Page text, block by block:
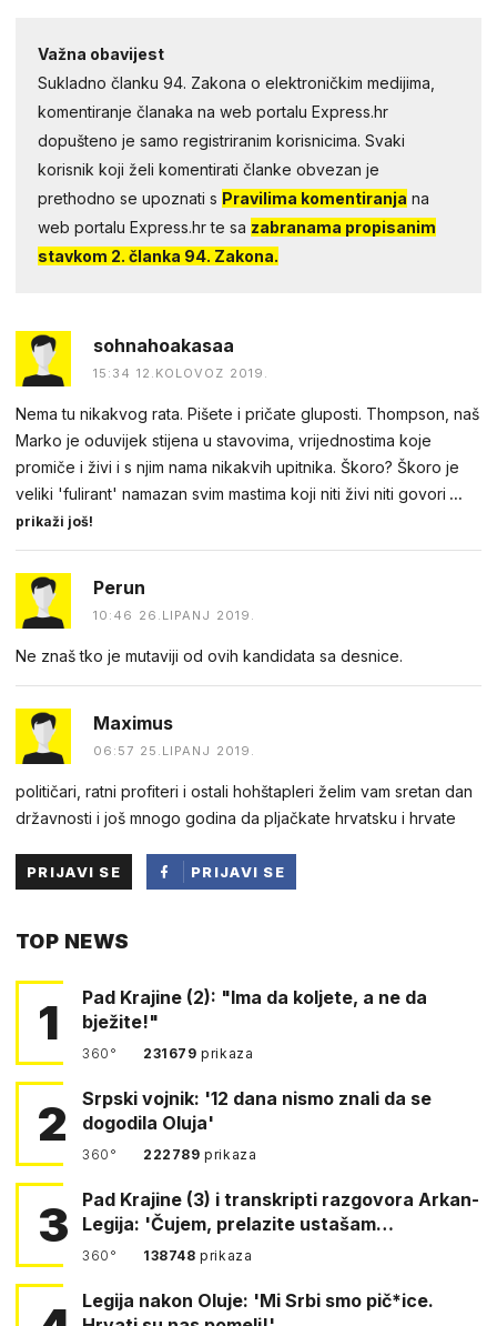
Važna obavijest
Sukladno članku 94. Zakona o elektroničkim medijima,
komentiranje članaka na web portalu Express.hr
dopušteno je samo registriranim korisnicima. Svaki
korisnik koji želi komentirati članke obvezan je
prethodno se upoznati s Pravilima komentiranja na
web portalu Express.hr te sa zabranama propisanim
stavkom 2. članka 94. Zakona.
sohnahoakasaa
15:34 12.KOLOVOZ 2019.
Nema tu nikakvog rata. Pišete i pričate gluposti. Thompson, naš
Marko je oduvijek stijena u stavovima, vrijednostima koje
promiče i živi i s njim nama nikakvih upitnika. Škoro? Škoro je
veliki 'fulirant' namazan svim mastima koji niti živi niti govori ...
prikaži još!
Perun
10:46 26.LIPANJ 2019.
Ne znaš tko je mutaviji od ovih kandidata sa desnice.
Maximus
06:57 25.LIPANJ 2019.
političari, ratni profiteri i ostali hohštapleri želim vam sretan dan
državnosti i još mnogo godina da pljačkate hrvatsku i hrvate
PRIJAVI SE
PRIJAVI SE
TOP NEWS
1
Pad Krajine (2): "Ima da koljete, a ne da
bježite!"
360° 231679prikaza
2
Srpski vojnik: '12 dana nismo znali da se
dogodila Oluja'
360° 222789prikaza
3
Pad Krajine (3) i transkripti razgovora Arkan-
Legija: 'Čujem, prelazite ustašam…
360° 138748prikaza
Legija nakon Oluje: 'Mi Srbi smo pič*ice.